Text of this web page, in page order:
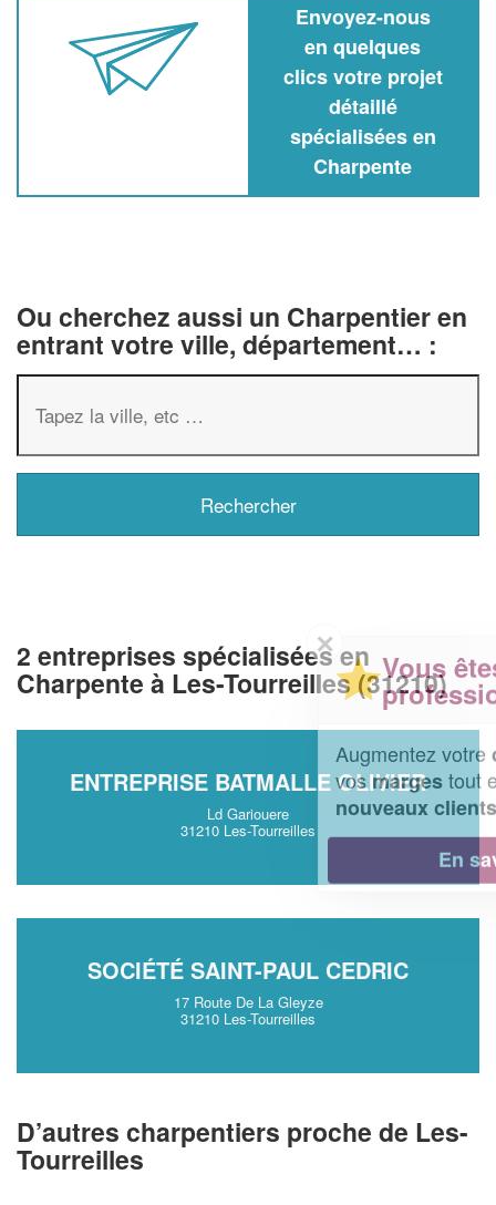
Envoyez-nous
en quelques
clics votre projet
détaillé
spécialisées en
Charpente
Ou cherchez aussi un Charpentier en
entrant votre ville, département… :
2 entreprises spécialisées en
Charpente à Les-Tourreilles (31210)
ENTREPRISE BATMALLE OLIVIER
Ld Gariouere
31210 Les-Tourreilles
SOCIÉTÉ SAINT-PAUL CEDRIC
17 Route De La Gleyze
31210 Les-Tourreilles
D’autres charpentiers proche de Les-
Tourreilles
✕
Vous êtes un
professionnel ?
chiffre d'affaireset
vosmargestout en gagnant de
nouveaux clients